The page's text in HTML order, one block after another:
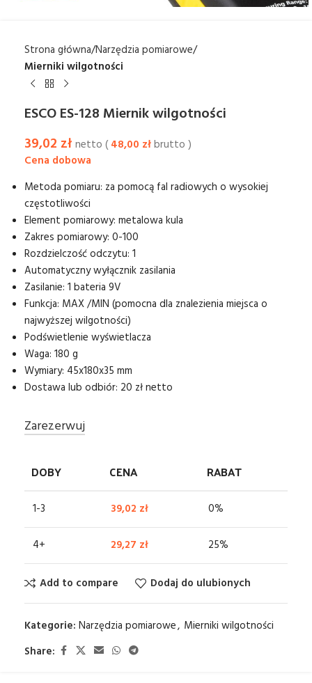
Strona główna Narzędzia pomiarowe
Mierniki wilgotności
ESCO ES-128 Miernik wilgotności
39,02 zł netto (48,00 złbrutto )
Metoda pomiaru: za pomocą fal radiowych o wysokiej
częstotliwości
Element pomiarowy: metalowa kula
Zakres pomiarowy: 0-100
Rozdzielczość odczytu: 1
Automatyczny wyłącznik zasilania
Zasilanie: 1 bateria 9V
Funkcja: MAX /MIN (pomocna dla znalezienia miejsca o
najwyższej wilgotności)
Podświetlenie wyświetlacza
Waga: 180 g
Wymiary: 45x180x35 mm
Dostawa lub odbiór: 20 zł netto
Zarezerwuj
DOBY CENA RABAT
1-3 39,02 zł 0%
4+ 29,27 zł 25%
Add to compare Dodaj do ulubionych
Kategorie: Narzędzia pomiarowe, Mierniki wilgotności
Share: